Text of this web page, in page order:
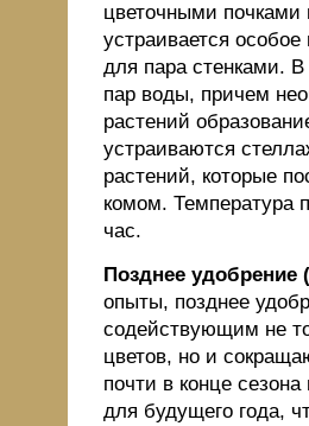
цветочными почками
устраивается
для пара стенками.
пар воды, причем
растений
устраиваются
растений, которые
комом. Температура
час.
Позднее удобрение
опыты, позднее
содействующим не
цветов, но и
почти в конце
для будущего года,